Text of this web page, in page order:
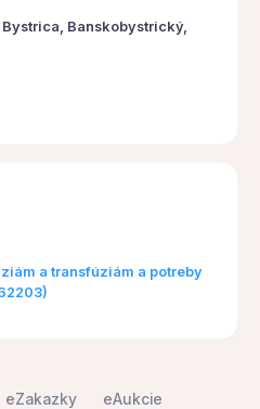
Banskobystrický,
a transfúziám a potreby
eZakazky eAukcie